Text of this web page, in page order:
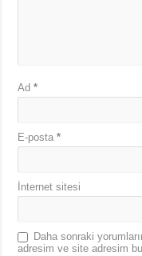
Ad*
E-posta*
İnternet sitesi
Daha sonraki
adresim ve site adresim